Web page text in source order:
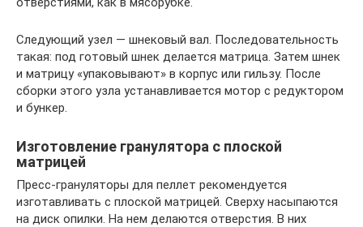
Следующий узел — шнековый вал. Последовательность
такая: под готовый шнек делается матрица. Затем шнек
и матрицу «упаковывают» в корпус или гильзу. После
сборки этого узла устанавливается мотор с редуктором
и бункер.
Изготовление гранулятора с плоской
матрицей
Пресс-грануляторы для пеллет рекомендуется
изготавливать с плоской матрицей. Сверху насыпаются
на диск опилки. На нем делаются отверстия. В них